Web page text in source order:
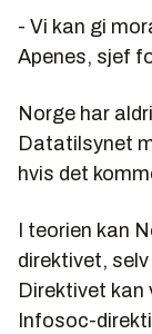
- Vi kan gi
Apenes, sjef
Norge har
Datatilsynet
hvis det
I teorien kan
direktivet,
Direktivet kan
Infosoc-